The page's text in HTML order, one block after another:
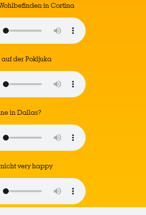
in Cortina
auf der Pokljuka
in Dallas?
nicht very happy